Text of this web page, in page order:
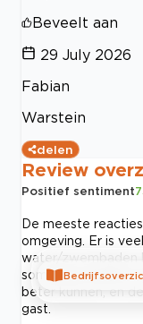
Beveelt aan
29 July 2026
Fabian
Warstein
delen
Review
Positief sentiment
De meeste
omgeving. Er is
water/zwembaden
sommige reizigers
beter kunnen, en
gast.